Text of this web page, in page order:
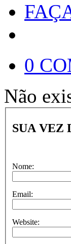
0
Não
SUA VEZ
Nome:
Email:
Website: